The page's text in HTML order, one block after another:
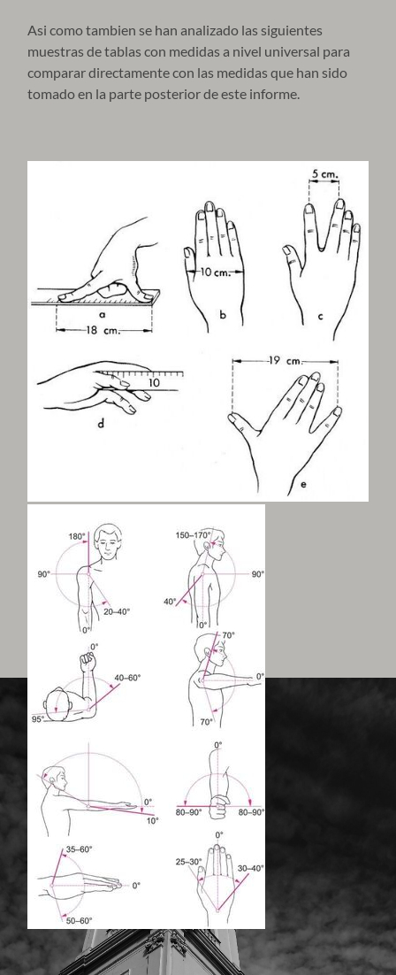
Asi como tambien se han analizado las siguientes
muestras de tablas con medidas a nivel universal para
comparar directamente con las medidas que han sido
tomado en la parte posterior de este informe.